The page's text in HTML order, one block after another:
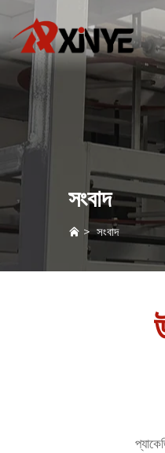
সংবাদ
>সংবাদ